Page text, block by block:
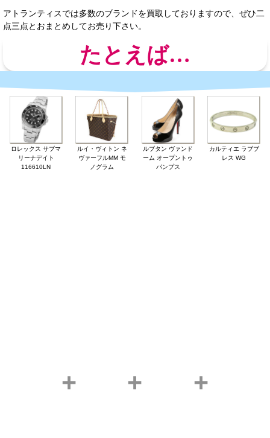
アトランティスでは多数のブランドを買取しておりますので、ぜひ二
点三点とおまとめしてお売り下さい。
たとえば…
ロレックス サブマ
リーナデイト
116610LN
ルイ・ヴィトン ネ
ヴァーフルMM モ
ノグラム
ルブタン ヴァンド
ーム オープントゥ
パンプス
カルティエ ラブブ
レス WG